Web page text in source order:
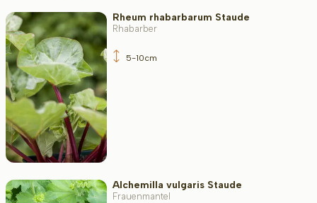
Rheum rhabarbarum Staude
Rhabarber
5-10cm
Alchemilla vulgaris Staude
Frauenmantel